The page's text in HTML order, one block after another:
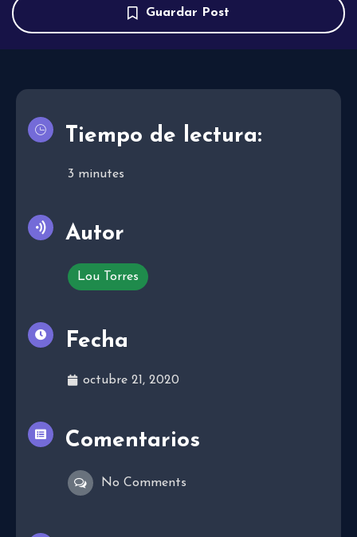
Guardar Post
Tiempo de lectura:
3 minutes
Autor
Lou Torres
Fecha
octubre 21, 2020
Comentarios
No Comments